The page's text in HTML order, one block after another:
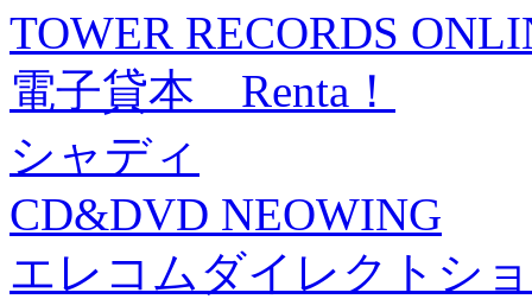
TOWER RECORDS
電子貸本 Renta！
シャディ
CD&DVD NEOWING
エレコムダイレクトシ